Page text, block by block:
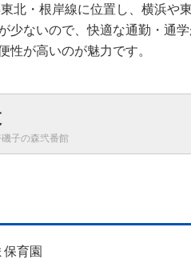
北・根岸線に位置し、横浜や
少ないので、快適な通勤・通
性が高いのが魅力です。
子の森弐番館
育園